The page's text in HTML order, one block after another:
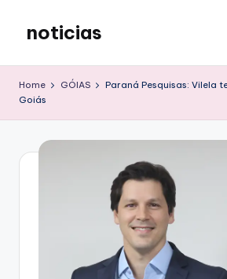
content
noticias
Home GÓIAS
Paraná Pesquisas: Vilela
Goiás